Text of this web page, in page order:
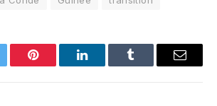
Pinterest LinkedInTumblr Email